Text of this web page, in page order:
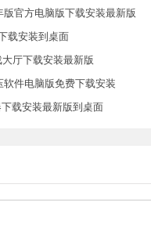
官方电脑版下载安装最新版
载安装到桌面
厅下载安装最新版
件电脑版免费下载安装
载安装最新版到桌面